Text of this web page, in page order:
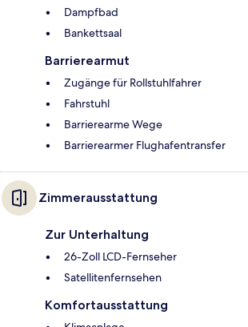
Dampfbad
Bankettsaal
Barrierearmut
Zugänge für Rollstuhlfahrer
Fahrstuhl
Barrierearme Wege
Barrierearmer Flughafentransfer
Zimmerausstattung
Zur Unterhaltung
26-Zoll LCD-Fernseher
Satellitenfernsehen
Komfortausstattung